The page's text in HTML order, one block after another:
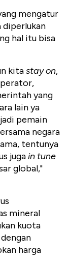
mengatur
diperlukan
hal itu bisa
kitastay on,
yang
lain ya
pemain
negara
tentunya
jugain tune
global,"
mineral
kuota
harga